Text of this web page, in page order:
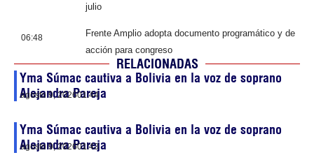
julio
06:48
Frente Amplio adopta documento programático y de
acción para congreso
RELACIONADAS
Yma Súmac cautiva a Bolivia en la voz de soprano
Alejandra Pareja
agosto 9, 202601:44
Yma Súmac cautiva a Bolivia en la voz de soprano
Alejandra Pareja
agosto 9, 202601:43